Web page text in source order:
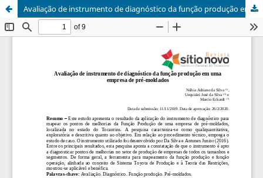
Avaliação de instrumento de diagnóstico da função produção em uma empresa de pré-moldados